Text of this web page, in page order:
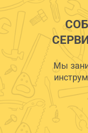
Мы